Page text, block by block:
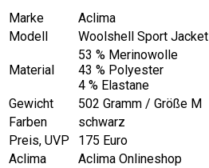
Marke
Aclima
Modell
Woolshell Sport Jacket
Material
53 % Merinowolle
43 % Polyester
4 % Elastane
Gewicht
502 Gramm / Größe M
Farben
schwarz
Preis, UVP
175 Euro
Aclima
Aclima Onlineshop